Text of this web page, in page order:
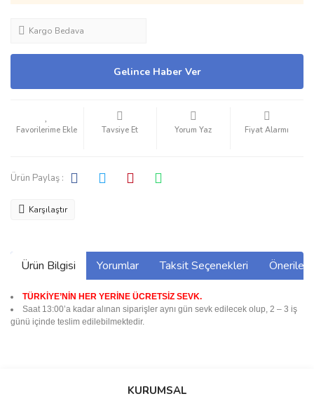
Kargo Bedava
Gelince Haber Ver
Tavsiye Et Yorum Yaz Fiyat Alarmı
Ürün Paylaş :
Karşılaştır
Ürün Bilgisi Yorumlar Taksit Seçenekleri
TÜRKİYE’NİN HER YERİNE ÜCRETSİZ SEVK.
Saat 13:00’a kadar alınan siparişler aynı gün sevk edilecek olup, 2 – 3 iş
günü içinde teslim edilebilmektedir.
Bu ürüne ilk yorumu siz yapın!
KURUMSAL